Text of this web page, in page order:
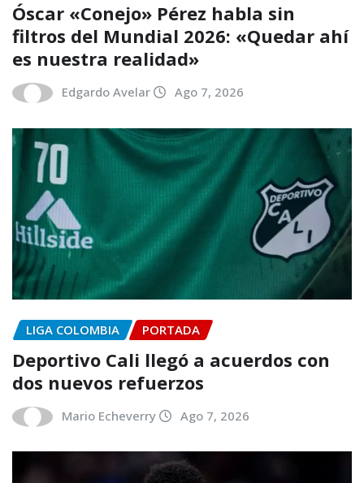
Óscar «Conejo» Pérez habla sin
filtros del Mundial 2026: «Quedar ahí
es nuestra realidad»
Edgardo Avelar Ago 7, 2026
LIGA COLOMBIA PORTADA
Deportivo Cali llegó a acuerdos con
dos nuevos refuerzos
Mario Echeverry Ago 7, 2026